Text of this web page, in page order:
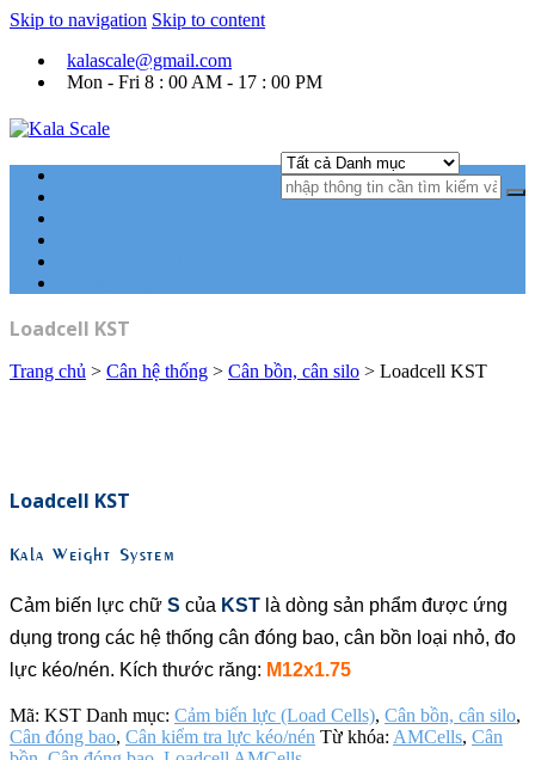
Skip to navigation Skip to content
kalascale@gmail.com
Mon - Fri 8 : 00 AM - 17 : 00 PM
Kala Scale
Kỹ thuật tự động hóa Ngành cân điện tử.
Loadcell KST
Trang chủ > Cân hệ thống > Cân bồn, cân silo > Loadcell KST
Loadcell KST
Kala Weight System
Cảm biến lực chữ S của KST là dòng sản phẩm được ứng
dụng trong các hệ thống cân đóng bao, cân bồn loại nhỏ, đo
lực kéo/nén. Kích thước răng: M12x1.75
Mã: KST Danh mục: Cảm biến lực (Load Cells), Cân bồn, cân silo,
Cân đóng bao, Cân kiểm tra lực kéo/nén Từ khóa: AMCells, Cân